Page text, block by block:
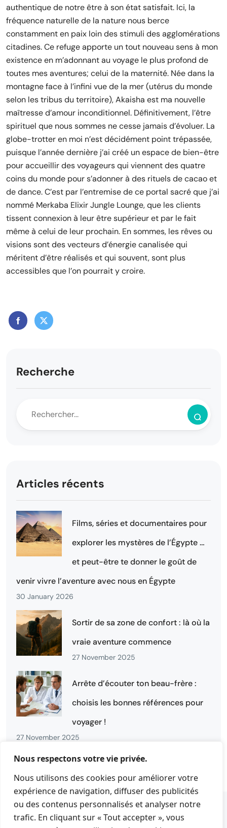
Nous respectons votre vie privée.
Nous utilisons des cookies pour améliorer votre
expérience de navigation, diffuser des publicités
ou des contenus personnalisés et analyser notre
trafic. En cliquant sur « Tout accepter », vous
authentique de notre être à son état satisfait. Ici, la
fréquence naturelle de la nature nous berce
constamment en paix loin des stimuli des agglomérations
citadines. Ce refuge apporte un tout nouveau sens à mon
existence en m’adonnant au voyage le plus profond de
toutes mes aventures; celui de la maternité. Née dans la
montagne face à l’infini vue de la mer (utérus du monde
selon les tribus du territoire), Akaisha est ma nouvelle
maîtresse d’amour inconditionnel. Définitivement, l’être
spirituel que nous sommes ne cesse jamais d’évoluer. La
globe-trotter en moi n’est décidément point trépassée,
puisque l’année dernière j’ai créé un espace de bien-être
pour accueillir des voyageurs qui viennent des quatre
coins du monde pour s’adonner à des rituels de cacao et
de dance. C’est par l’entremise de ce portal sacré que j’ai
nommé Merkaba Elixir Jungle Lounge, que les clients
tissent connexion à leur être supérieur et par le fait
même à celui de leur prochain. En sommes, les rêves ou
visions sont des vecteurs d’énergie canalisée qui
méritent d’être réalisés et qui souvent, sont plus
accessibles que l’on pourrait y croire.
Recherche
Articles récents
Films, séries et documentaires pour
explorer les mystères de l’Égypte …
et peut-être te donner le goût de
venir vivre l’aventure avec nous en Égypte
30 January 2026
Sortir de sa zone de confort : là où la
vraie aventure commence
27 November 2025
Arrête d’écouter ton beau-frère :
choisis les bonnes références pour
voyager !
27 November 2025
© 2022 En Cavale.Politique de confidentialité